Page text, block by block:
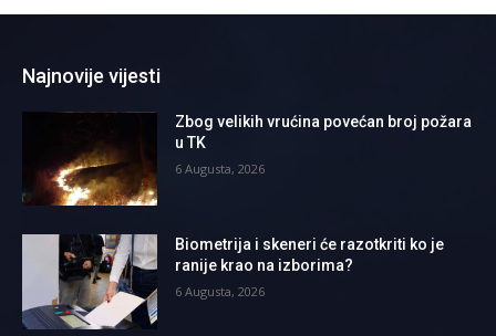
Najnovije vijesti
Zbog velikih vrućina povećan broj požara
u TK
6 Augusta, 2026
Biometrija i skeneri će razotkriti ko je
ranije krao na izborima?
6 Augusta, 2026